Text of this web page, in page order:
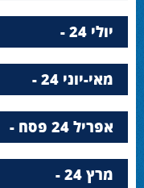
יולי 24 -
מאי-יוני 24 -
אפריל 24 פסח -
מרץ 24 -